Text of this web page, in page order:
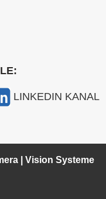
LINKEDIN KANAL
|Vision Systeme